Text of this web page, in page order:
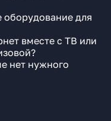
оборудование для
вместе с ТВ или
нет нужного